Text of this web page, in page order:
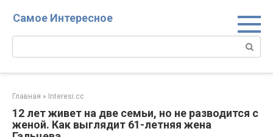
Самое Интересное
Поиск:
Главная » Interesi.cc
12 лет живет на две семьи, но не разводится с
женой. Как выглядит 61-летняя жена